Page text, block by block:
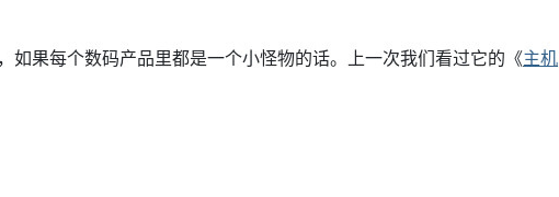
果每个数码产品里都是一个小怪物的话。上一次我们看过它的《主机